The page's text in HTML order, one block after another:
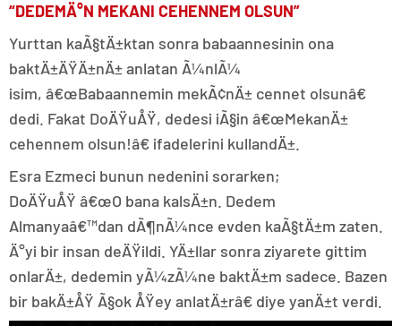
“DEDEMÄ°N MEKANI CEHENNEM OLSUN”
Yurttan kaÃ§tÄ±ktan sonra babaannesinin ona
baktÄ±ÄŸÄ±nÄ± anlatan Ã¼nlÃ¼
isim, â€œBabaannemin mekÃ¢nÄ± cennet olsunâ€
dedi. Fakat DoÄŸuÅŸ, dedesi iÃ§in â€œMekanÄ±
cehennem olsun!â€ ifadelerini kullandÄ±.
Esra Ezmeci bunun nedenini sorarken;
DoÄŸuÅŸ â€œO bana kalsÄ±n. Dedem
Almanyaâ€™dan dÃ¶nÃ¼nce evden kaÃ§tÄ±m zaten.
Ä°yi bir insan deÄŸildi. YÄ±llar sonra ziyarete gittim
onlarÄ±, dedemin yÃ¼zÃ¼ne baktÄ±m sadece. Bazen
bir bakÄ±ÅŸ Ã§ok ÅŸey anlatÄ±râ€ diye yanÄ±t verdi.